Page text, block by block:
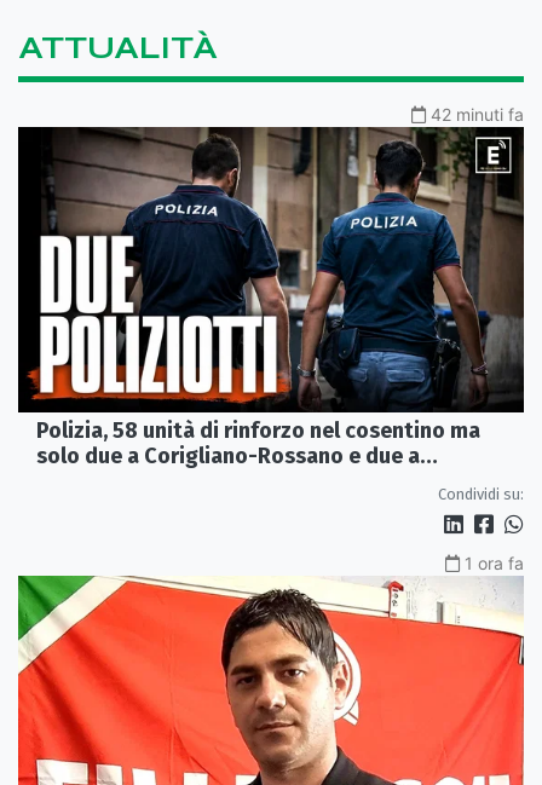
ATTUALITÀ
42 minuti fa
Polizia, 58 unità di rinforzo nel cosentino ma
solo due a Corigliano-Rossano e due a
Condividi su:
1 ora fa